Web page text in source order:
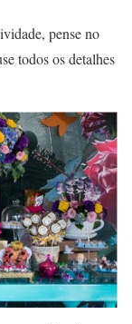
pense no
todos os detalhes